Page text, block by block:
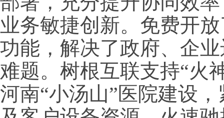
业务敏捷创新。免费开
功能，解决了政府、企
难题。树根互联支持“火
河南“小汤山”医院建设